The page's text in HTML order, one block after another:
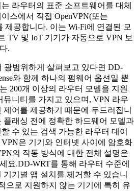
라우터의 표준 소프트웨어를 대체
스에서 직접 OpenVPN(또는
제공합니다. 이는 Wi-Fi에 연결된 모
TV 및 IoT 기기가 자동으로 VPN 보
.
광범위하게 살펴보고 있다면 DD-
와 함께 하나의 펌웨어 옵션일 뿐
200개 이상의 라우터 모델을 지원
니티를 가지고 있으며, VPN 라우
어를 제공하기 때문에 두드러집니
플래싱 전에 정확한 하드웨어 모델과
수 있는 검색 가능한 라우터 데이
은 기기와 인터넷 사이에 암호화
의 작동 방식에 대한 전체 설명은
요.DD-WRT를 통해 라우터 수준에
기별 앱 설치를 제거할 수 있습니
으로 지원하지 않는 기기에 특히 유